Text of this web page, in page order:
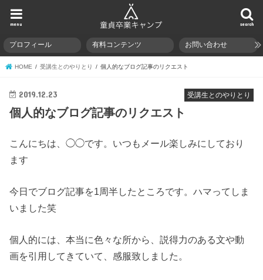
search
menu
プロフィール 有料コンテンツ お問い合わせ
HOME 受講生とのやりとり 個人的なブログ記事のリクエスト
受講生とのやりとり
2019.12.23
個人的なブログ記事のリクエスト
こんにちは、◯◯です。いつもメール楽しみにしており
ます
今日でブログ記事を1周半したところです。ハマってしま
いました笑
個人的には、本当に色々な所から、説得力のある文や動
画を引用してきていて、感服致しました。